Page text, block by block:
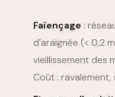
Faïençage :
d'araignée (< 0,2
vieillissement des
Coût : ravalement,